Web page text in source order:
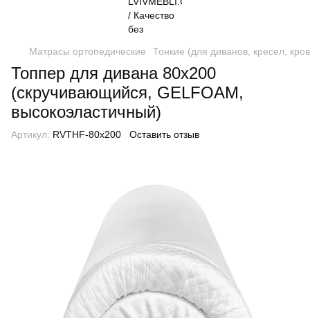
Матрасы ортопедические Тонкие (для диванов, кресел,
Топпер для дивана 80х200
(скручивающийся, GELFOAM,
высокоэластичный)
Артикул: RVTHF-80x200 Оставить отзыв